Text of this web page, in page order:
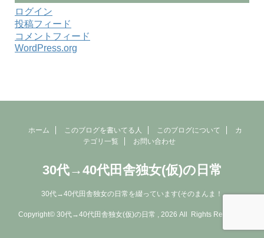
ログイン
投稿フィード
コメントフィード
WordPress.org
ホーム このブログを書いてる人 このブログについて
カ
テゴリ一覧
お問い合わせ
30代→40代田舎独女(仮)の日常
30代→40代田舎独女の日常を綴っています(そのまんま！
Copyright© 30代→40代田舎独女(仮)の日常 , 2026 All Rights Reserved.